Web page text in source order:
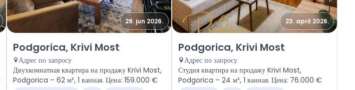
29. jun 2026.
Продажа - Квартира Podgorica, Krivi Most
Podgorica, Krivi Most
Адрес по запросу
Двухкомнатная квартира на продажу Krivi Most,
Podgorica – 62 м², 1 ванная. Цена: 159.000 €
23. april 2026.
Продажа - Квартира Podgorica, Krivi Most
Podgorica, Krivi Most
Адрес по запросу
Студия квартира на продажу Krivi Most,
Podgorica – 24 м², 1 ванная. Цена: 76.000 €